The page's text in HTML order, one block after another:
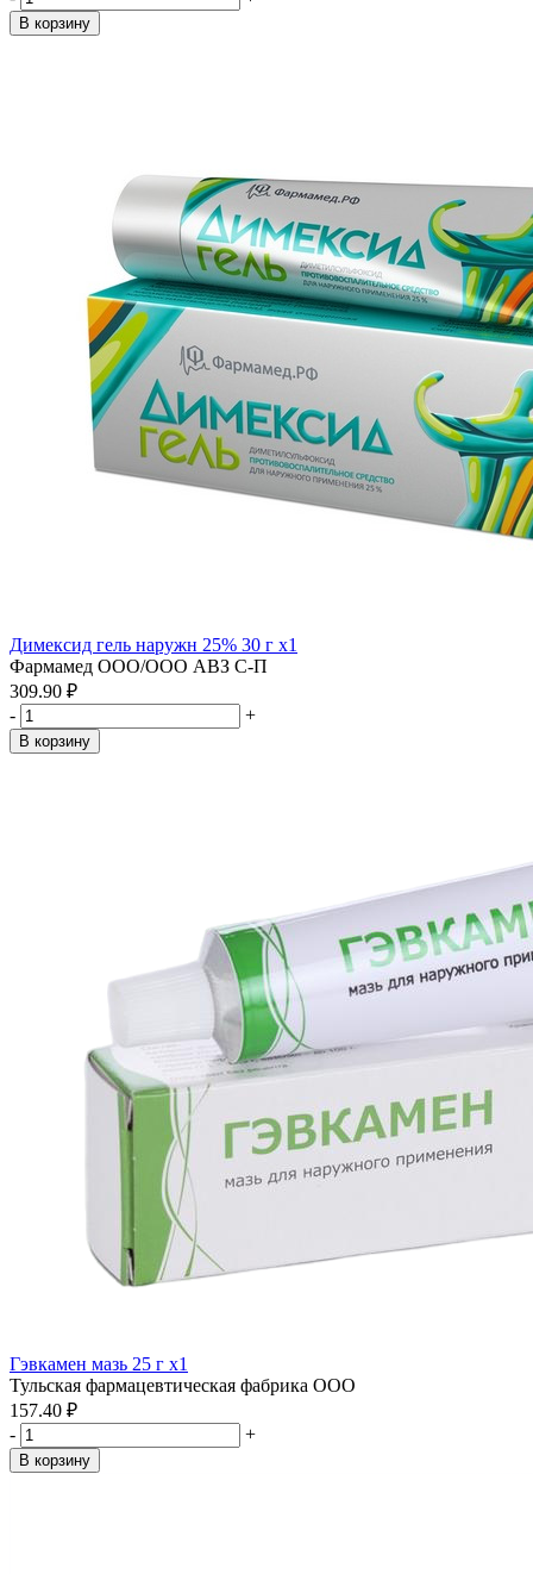
В корзину
Димексид гель наружн 25% 30 г x1
Фармамед ООО/ООО АВЗ С-П
309.90 ₽
-
+
В корзину
Гэвкамен мазь 25 г x1
Тульская фармацевтическая фабрика ООО
157.40 ₽
-
+
В корзину